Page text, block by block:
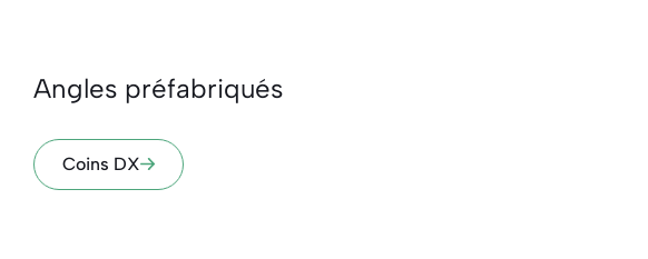
Angles préfabriqués
Coins DX